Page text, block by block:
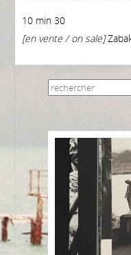
10 min 30
[en vente / on sale]